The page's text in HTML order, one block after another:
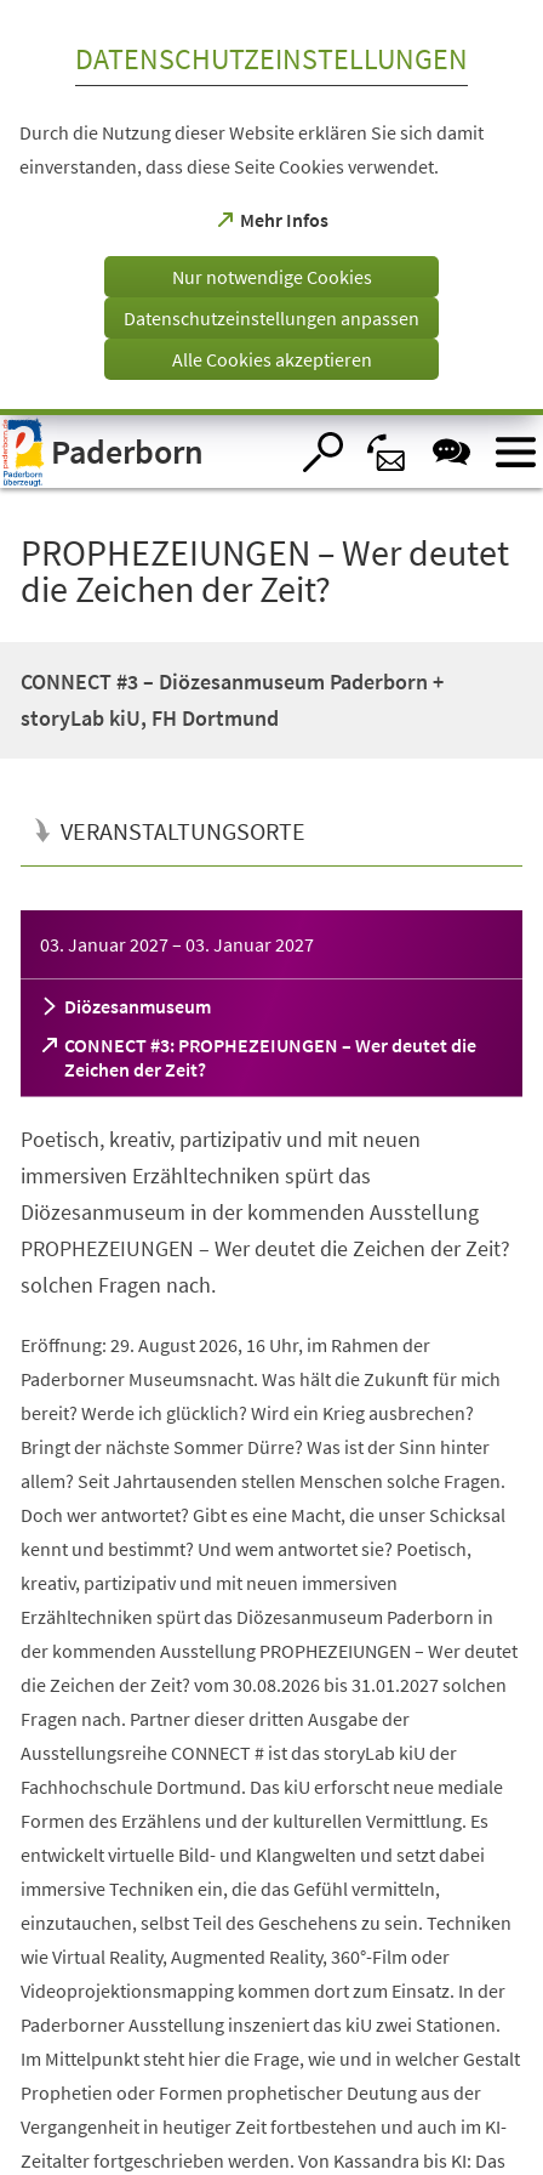
Visuelle
Assistenzsoftware
öffnen.
DATENSCHUTZEINSTELLUNGEN
Durch die Nutzung dieser Website erklären Sie sich damit
einverstanden, dass diese Seite Cookies verwendet.
Mehr Infos
(Öffnet
einem
Tab)
Nur notwendige Cookies
Datenschutzeinstellungen anpassen
Alle Cookies akzeptieren
Paderborn
PROPHEZEIUNGEN – Wer deutet
die Zeichen der Zeit?
CONNECT #3 – Diözesanmuseum Paderborn +
storyLab kiU, FH Dortmund
VERANSTALTUNGSORTE
03. Januar 2027– 03. Januar 2027
Diözesanmuseum
CONNECT #3: PROPHEZEIUNGEN – Wer deutet die
Zeichen der Zeit?
(Öffnet
in
neuen
Poetisch, kreativ, partizipativ und mit neuen
immersiven Erzähltechniken spürt das
Diözesanmuseum in der kommenden Ausstellung
PROPHEZEIUNGEN – Wer deutet die Zeichen der Zeit?
solchen Fragen nach.
Eröffnung: 29. August 2026, 16 Uhr, im Rahmen der
Paderborner Museumsnacht. Was hält die Zukunft für mich
bereit? Werde ich glücklich? Wird ein Krieg ausbrechen?
Bringt der nächste Sommer Dürre? Was ist der Sinn hinter
allem? Seit Jahrtausenden stellen Menschen solche Fragen.
Doch wer antwortet? Gibt es eine Macht, die unser Schicksal
kennt und bestimmt? Und wem antwortet sie? Poetisch,
kreativ, partizipativ und mit neuen immersiven
Erzähltechniken spürt das Diözesanmuseum Paderborn in
der kommenden Ausstellung PROPHEZEIUNGEN – Wer deutet
die Zeichen der Zeit? vom 30.08.2026 bis 31.01.2027 solchen
Fragen nach. Partner dieser dritten Ausgabe der
Ausstellungsreihe CONNECT # ist das storyLab kiU der
Fachhochschule Dortmund. Das kiU erforscht neue mediale
Formen des Erzählens und der kulturellen Vermittlung. Es
entwickelt virtuelle Bild- und Klangwelten und setzt dabei
immersive Techniken ein, die das Gefühl vermitteln,
einzutauchen, selbst Teil des Geschehens zu sein. Techniken
wie Virtual Reality, Augmented Reality, 360°-Film oder
Videoprojektionsmapping kommen dort zum Einsatz. In der
Paderborner Ausstellung inszeniert das kiU zwei Stationen.
Im Mittelpunkt steht hier die Frage, wie und in welcher Gestalt
Prophetien oder Formen prophetischer Deutung aus der
Vergangenheit in heutiger Zeit fortbestehen und auch im KI-
Zeitalter fortgeschrieben werden. Von Kassandra bis KI: Das